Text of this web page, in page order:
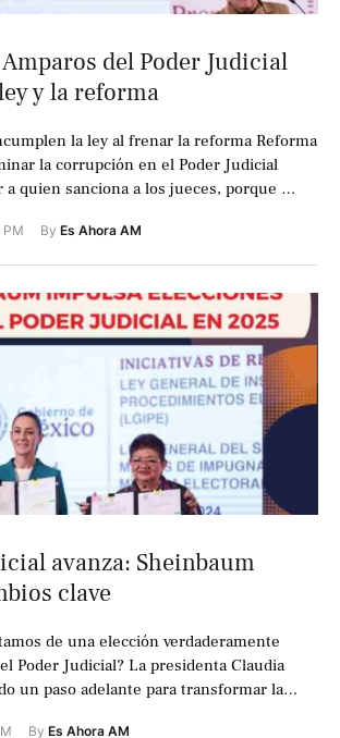
del Poder Judicial
y la reforma
la ley al frenar la reforma Reforma
la corrupción en el Poder Judicial
a quien sanciona a los jueces, porque …
PM By Es Ahora AM
avanza: Sheinbaum
clave
de una elección verdaderamente
Poder Judicial? La presidenta Claudia
un paso adelante para transformar la
By Es Ahora AM